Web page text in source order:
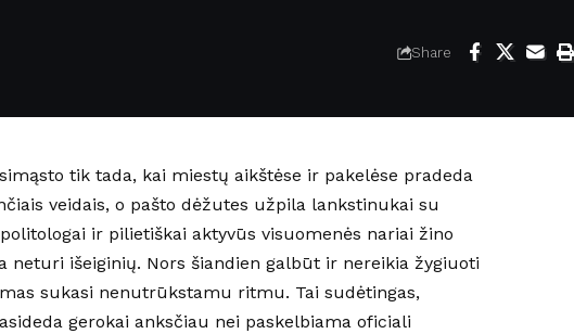
Share
tik tada, kai miestų aikštėse ir pakelėse pradeda
veidais, o pašto dėžutes užpila lankstinukai su
ir pilietiškai aktyvūs visuomenės nariai žino
neturi išeiginių. Nors šiandien galbūt ir nereikia žygiuoti
sukasi nenutrūkstamu ritmu. Tai sudėtingas,
gerokai anksčiau nei paskelbiama oficiali